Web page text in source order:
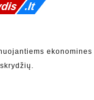
ekonomines